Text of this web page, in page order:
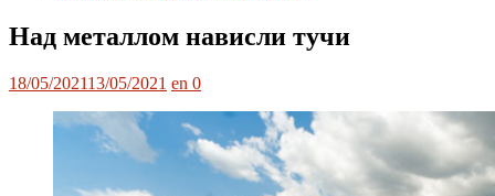
Над металлом нависли тучи
Опубликовано
18/05/202113/05/2021 Автор
en 0